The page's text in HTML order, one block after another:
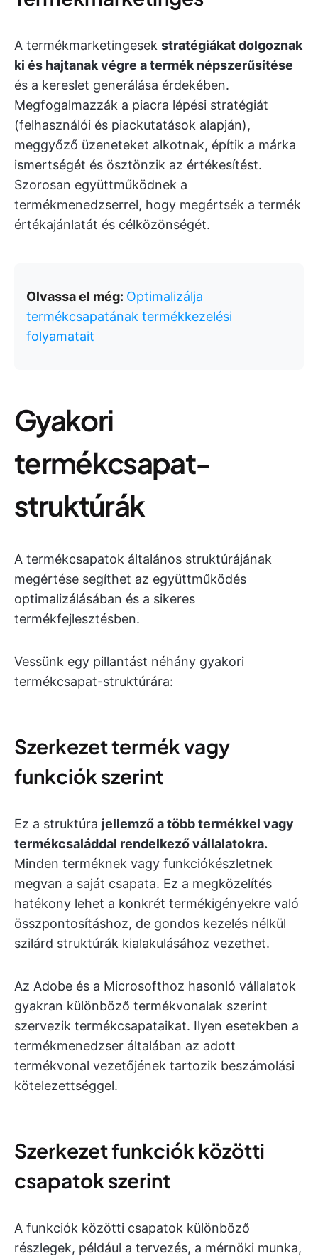
A termékmarketingesek stratégiákat dolgoznak
ki és hajtanak végre a termék népszerűsítése
és a kereslet generálása érdekében.
Megfogalmazzák a piacra lépési stratégiát
(felhasználói és piackutatások alapján),
meggyőző üzeneteket alkotnak, építik a márka
ismertségét és ösztönzik az értékesítést.
Szorosan együttműködnek a
termékmenedzserrel, hogy megértsék a termék
értékajánlatát és célközönségét.
Olvassa el még: Optimalizálja
termékcsapatának termékkezelési
folyamatait
Gyakori
termékcsapat-
struktúrák
A termékcsapatok általános struktúrájának
megértése segíthet az együttműködés
optimalizálásában és a sikeres
termékfejlesztésben.
Vessünk egy pillantást néhány gyakori
termékcsapat-struktúrára:
Szerkezet termék vagy
funkciók szerint
Ez a struktúra jellemző a több termékkel vagy
termékcsaláddal rendelkező vállalatokra.
Minden terméknek vagy funkciókészletnek
megvan a saját csapata. Ez a megközelítés
hatékony lehet a konkrét termékigényekre való
összpontosításhoz, de gondos kezelés nélkül
szilárd struktúrák kialakulásához vezethet.
Az Adobe és a Microsofthoz hasonló vállalatok
gyakran különböző termékvonalak szerint
szervezik termékcsapataikat. Ilyen esetekben a
termékmenedzser általában az adott
termékvonal vezetőjének tartozik beszámolási
kötelezettséggel.
Szerkezet funkciók közötti
csapatok szerint
A funkciók közötti csapatok különböző
részlegek, például a tervezés, a mérnöki munka,